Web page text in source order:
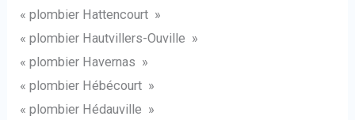
« plombier Hattencourt »
« plombier Hautvillers-Ouville »
« plombier Havernas »
« plombier Hébécourt »
« plombier Hédauville »